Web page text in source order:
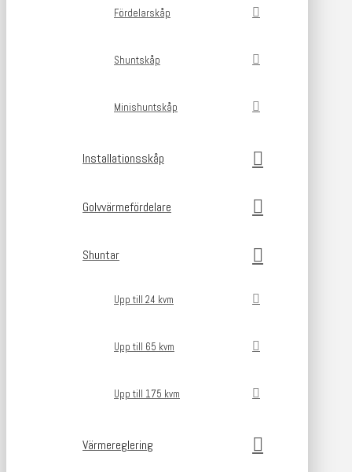
Fördelarskåp
Shuntskåp
Minishuntskåp
Installationsskåp
Golvvärmefördelare
Shuntar
Upp till 24 kvm
Upp till 65 kvm
Upp till 175 kvm
Värmereglering